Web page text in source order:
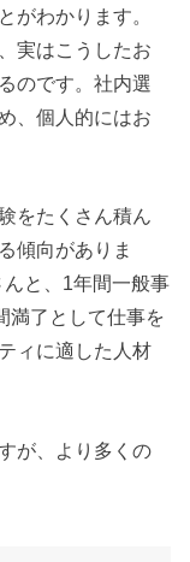
がわかります。
実はこうしたお
のです。社内選
、個人的にはお
をたくさん積ん
傾向がありま
と、1年間一般事
満了として仕事を
ィに適した人材
が、より多くの